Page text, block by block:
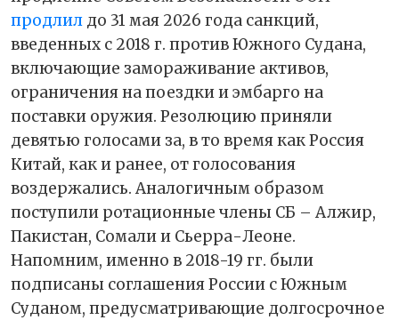
продлил до 31 мая 2026 года санкций,
введенных с 2018 г. против Южного Судана,
включающие замораживание активов,
ограничения на поездки и эмбарго на
поставки оружия. Резолюцию приняли
девятью голосами за, в то время как Россия
Китай, как и ранее, от голосования
воздержались. Аналогичным образом
поступили ротационные члены СБ – Алжир,
Пакистан, Сомали и Сьерра-Леоне.
Напомним, именно в 2018-19 гг. были
подписаны соглашения России с Южным
Суданом, предусматривающие долгосрочное